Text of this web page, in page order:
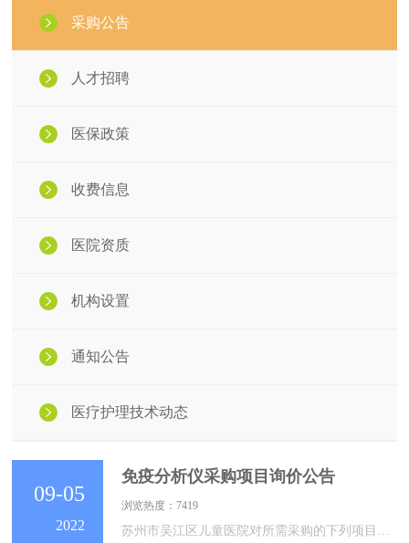
采购公告
人才招聘
医保政策
收费信息
医院资质
机构设置
通知公告
医疗护理技术动态
09-05
2022
浏览热度：7419
免疫分析仪采购项目询价公告